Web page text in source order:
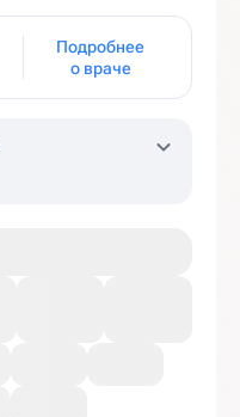
Подробнее
о враче